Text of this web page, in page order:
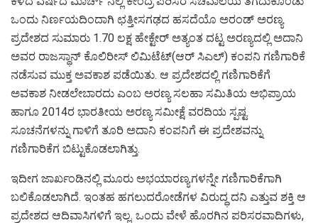
ಒಂದು ನಿರ್ಣಯದಿಂದಾಗಿ ಛತ್ತೀಸಗಢದ ಹಸದೆಯೊ ಅರಂಡ್ ಅರಣ್ಯ
ಪ್ರದೇಶದ ಸುಮಾರು 1.70 ಲಕ್ಷ ಹೇಕ್ಟೇರ್ ಅತ್ಯಂತ ದಟ್ಟ ಅರಣ್ಯದಲ್ಲಿ ಅದಾನಿ
ಅವರ ರಾಜಸ್ಥಾನ್ ಕೊಲಿರೀಸ್ ಲಿಮಿಟೆಟ್(ಆರ್ ಸಿಎಲ್) ಕಂಪನಿ ಗಣಿಗಾರಿಕೆ
ನಡೆಸುವ ಮುಕ್ತ ಅವಕಾಶ ಪಡೆಯಿತು. ಆ ಪ್ರದೇಶದಲ್ಲಿ ಗಣಿಗಾರಿಕೆಗೆ
ಅವಕಾಶ ನೀಡಲೇಬಾರದು ಎಂಬ ಅರಣ್ಯ ಸಲಹಾ ಸಮಿತಿಯ ಅಭಿಪ್ರಾಯ
ಹಾಗೂ 2014ರ ಭಾರತೀಯ ಅರಣ್ಯ ಸಮೀಕ್ಷೆ ವರದಿಯ ಸ್ಪಷ್ಟ
ಸೂಚನೆಗಳನ್ನು ಗಾಳಿಗೆ ತೂರಿ ಅದಾನಿ ಕಂಪನಿಗೆ ಈ ಪ್ರದೇಶವನ್ನು
ಗಣಿಗಾರಿಕೆಗ ಬಿಟ್ಟುಕೊಡಲಾಗಿತ್ತು.
ಇದೀಗ ಜಾರ್ಖಂಡಿನಲ್ಲಿ ಮೂರು ಅಭಯಾರಣ್ಯಗಳನ್ನೇ ಗಣಿಗಾರಿಕೆಗಾಗಿ
ಬಲಿಕೊಡಲಾಗಿದೆ. ಇಂತಹ ಹಗಲುದರೋಡೆಗಳ ವಿರುದ್ಧ ದನಿ ಎತ್ತುವ ಶಕ್ತಿ ಆ
ಪ್ರದೇಶದ ಆದಿವಾಸಿಗಳಿಗೆ ಇಲ್ಲ. ಒಂದು ವೇಳೆ ಹೊರಗಿನ ಪರಿಸರವಾದಿಗಳು,